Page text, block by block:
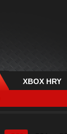
XBOX HRY